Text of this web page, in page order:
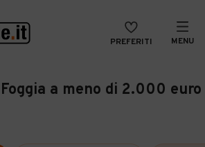
PREFERITI MENU
a meno di 2.000 euro